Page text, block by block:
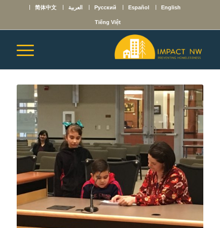
English
Español
Русский العربية 简体中文
Tiếng Việt